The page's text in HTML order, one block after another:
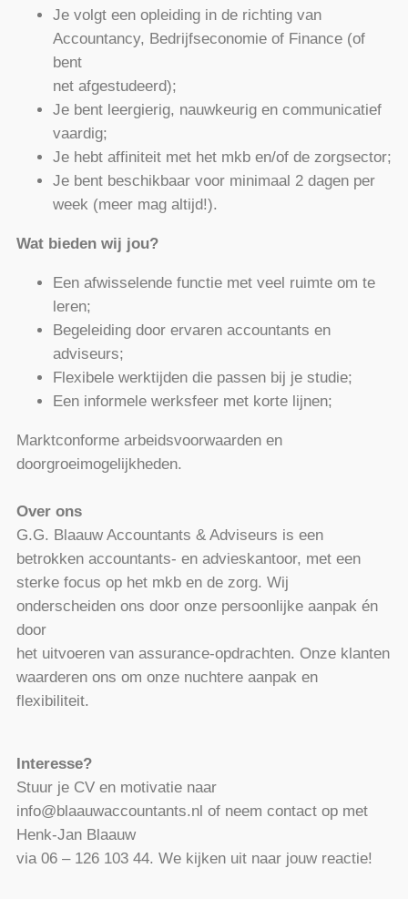
Je volgt een opleiding in de richting van
Accountancy, Bedrijfseconomie of Finance (of
bent
net afgestudeerd);
Je bent leergierig, nauwkeurig en communicatief
vaardig;
Je hebt affiniteit met het mkb en/of de zorgsector;
Je bent beschikbaar voor minimaal 2 dagen per
week (meer mag altijd!).
Wat bieden wij jou?
Een afwisselende functie met veel ruimte om te
leren;
Begeleiding door ervaren accountants en
adviseurs;
Flexibele werktijden die passen bij je studie;
Een informele werksfeer met korte lijnen;
Marktconforme arbeidsvoorwaarden en
doorgroeimogelijkheden.
Over ons
G.G. Blaauw Accountants & Adviseurs is een
betrokken accountants- en advieskantoor, met een
sterke focus op het mkb en de zorg. Wij
onderscheiden ons door onze persoonlijke aanpak én
door
het uitvoeren van assurance-opdrachten. Onze klanten
waarderen ons om onze nuchtere aanpak en
flexibiliteit.
Interesse?
Stuur je CV en motivatie naar
info@blaauwaccountants.nl of neem contact op met
Henk-Jan Blaauw
via 06 – 126 103 44. We kijken uit naar jouw reactie!